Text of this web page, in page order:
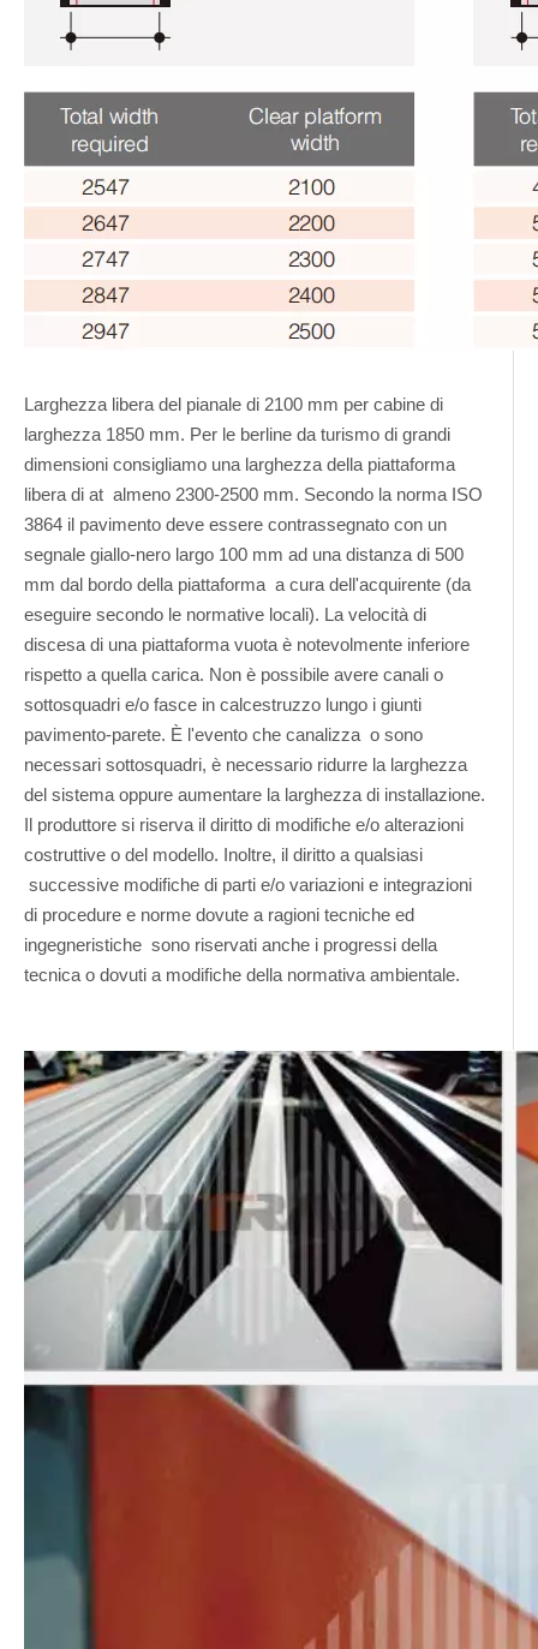
Larghezza libera del pianale di 2100 mm per cabine di
larghezza 1850 mm. Per le berline da turismo di grandi
dimensioni consigliamo una larghezza della piattaforma
libera di at almeno 2300-2500 mm. Secondo la norma ISO
3864 il pavimento deve essere contrassegnato con un
segnale giallo-nero largo 100 mm ad una distanza di 500
mm dal bordo della piattaforma a cura dell'acquirente (da
eseguire secondo le normative locali). La velocità di
discesa di una piattaforma vuota è notevolmente inferiore
rispetto a quella carica. Non è possibile avere canali o
sottosquadri e/o fasce in calcestruzzo lungo i giunti
pavimento-parete. È l'evento che canalizza o sono
necessari sottosquadri, è necessario ridurre la larghezza
del sistema oppure aumentare la larghezza di installazione.
Il produttore si riserva il diritto di modifiche e/o alterazioni
costruttive o del modello. Inoltre, il diritto a qualsiasi
successive modifiche di parti e/o variazioni e integrazioni
di procedure e norme dovute a ragioni tecniche ed
ingegneristiche sono riservati anche i progressi della
tecnica o dovuti a modifiche della normativa ambientale.